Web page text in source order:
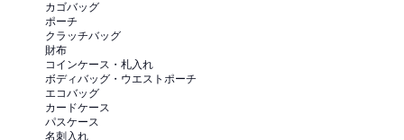
カゴバッグ
ポーチ
クラッチバッグ
財布
コインケース・札入れ
ボディバッグ・ウエストポーチ
エコバッグ
カードケース
パスケース
名刺入れ